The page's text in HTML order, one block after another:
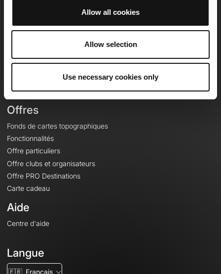
Allow all cookies
Allow selection
Use necessary cookies only
OpenRunner
À propos
Le Mag'
Offres
Fonds de cartes topographiques
Fonctionnalités
Offre particuliers
Offre clubs et organisateurs
Offre PRO Destinations
Carte cadeau
Aide
Centre d'aide
Langue
🇫🇷 Français